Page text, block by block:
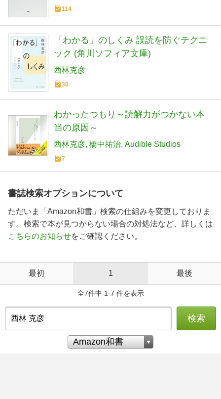
114
「わかる」のしくみ 誤読を防ぐテクニ
ック (角川ソフィア文庫)
西林克彦
30
わかったつもり～読解力がつかない本
当の原因～
西林克彦 橋中祐治 Audible Studios
7
書誌検索オプションについて
ただいま「Amazon和書」検索の仕組みを変更しておりま
す。検索で本が見つからない場合の対処法など、詳しくは
こちらのお知らせをご確認ください。
最初 1 最後
全7件中 1-7 件を表示
検索